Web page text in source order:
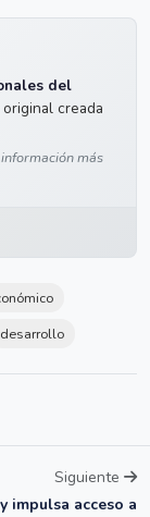
del
creada
más
desarrollo
Siguiente
impulsa acceso a